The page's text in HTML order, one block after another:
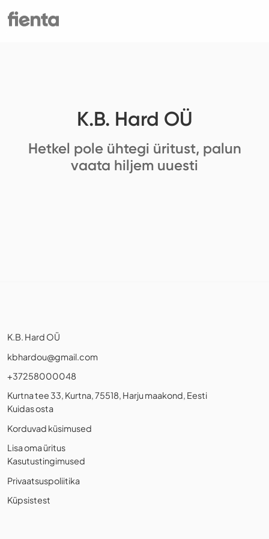
K.B. Hard OÜ
Hetkel pole ühtegi üritust, palun
vaata hiljem uuesti
K.B. Hard OÜ
kbhardou@gmail.com
+37258000048
Kurtna tee 33, Kurtna, 75518, Harju maakond, Eesti
Kuidas osta
Korduvad küsimused
Lisa oma üritus
Kasutustingimused
Privaatsuspoliitika
Küpsistest